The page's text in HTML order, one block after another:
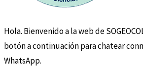
Hola. Bienvenido a la web de
botón a continuación para chatear
WhatsApp.